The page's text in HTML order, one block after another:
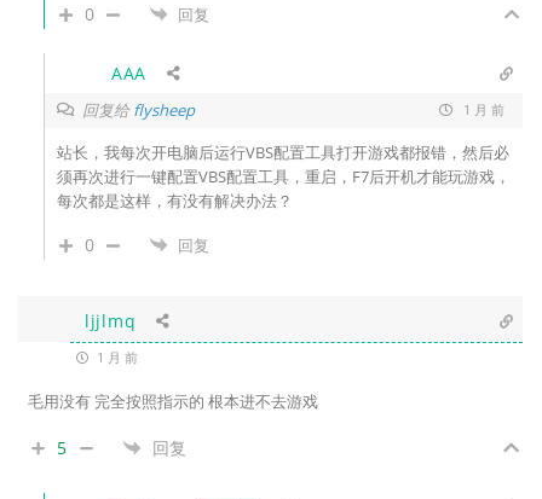
0 回复
AAA
回复给flysheep 1 月 前
站长，我每次开电脑后运行VBS配置工具打开游戏都报错，然后必
须再次进行一键配置VBS配置工具，重启，F7后开机才能玩游戏，
每次都是这样，有没有解决办法？
0 回复
ljjlmq
1 月 前
毛用没有 完全按照指示的 根本进不去游戏
5 回复